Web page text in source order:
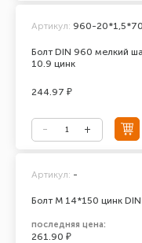
Болт DIN 960 мелкий
10.9 цинк
Артикул: 960-
244.97 ₽
Болт М 14*150 цинк
Артикул: -
последняя цена:
261.90 ₽